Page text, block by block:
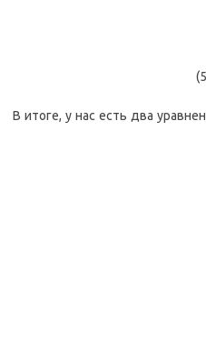
В итоге, у нас есть два